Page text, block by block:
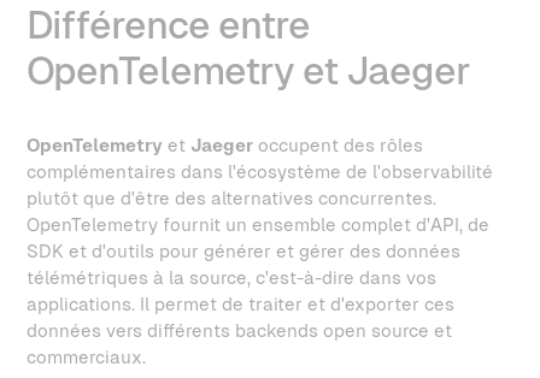
Différence entre
OpenTelemetry et Jaeger
OpenTelemetry et Jaeger occupent des rôles
complémentaires dans l'écosystème de l'observabilité
plutôt que d'être des alternatives concurrentes.
OpenTelemetry fournit un ensemble complet d'API, de
SDK et d'outils pour générer et gérer des données
télémétriques à la source, c'est-à-dire dans vos
applications. Il permet de traiter et d'exporter ces
données vers différents backends open source et
commerciaux.